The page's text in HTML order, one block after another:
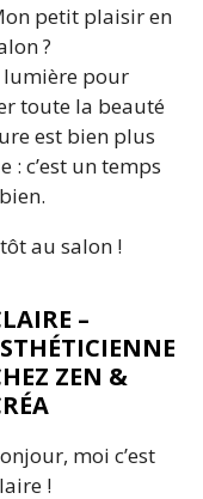
petit plaisir en
?
lumière pour
toute la beauté
est bien plus
c’est un temps
au salon !
–
ZEN &
moi c’est
!